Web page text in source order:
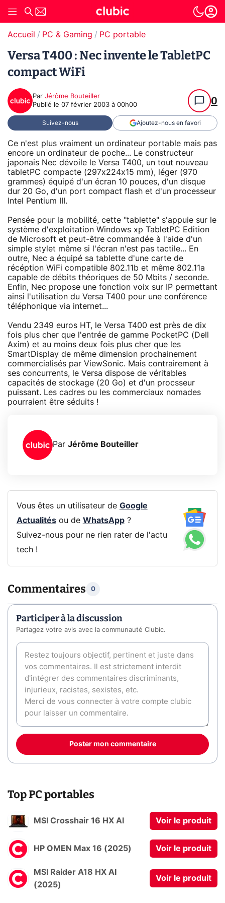
Accueil PC & Gaming PC portable
Versa T400 : Nec invente le TabletPC
compact WiFi
Par Jérôme Bouteiller
Publié le 07 février 2003 à 00h00 0
Suivez-nous Ajoutez-nous en favori
Ce n'est plus vraiment un ordinateur portable mais pas
encore un ordinateur de poche... Le constructeur
japonais Nec dévoile le Versa T400, un tout nouveau
tabletPC compacte (297x224x15 mm), léger (970
grammes) équipé d'un écran 10 pouces, d'un disque
dur 20 Go, d'un port compact flash et d'un processeur
Intel Pentium III.
Pensée pour la mobilité, cette "tablette" s'appuie sur le
système d'exploitation Windows xp TabletPC Edition
de Microsoft et peut-être commandée à l'aide d'un
simple stylet même si l'écran n'est pas tactile... En
outre, Nec a équipé sa tablette d'une carte de
récéption WiFi compatible 802.11b et même 802.11a
capable de débits théoriques de 50 Mbits / seconde.
Enfin, Nec propose une fonction voix sur IP permettant
ainsi l'utilisation du Versa T400 pour une conférence
téléphonique via internet...
Vendu 2349 euros HT, le Versa T400 est près de dix
fois plus cher que l'entrée de gamme PocketPC (Dell
Axim) et au moins deux fois plus cher que les
SmartDisplay de même dimension prochainement
commercialisés par ViewSonic. Mais contrairement à
ses concurrents, le Versa dispose de véritables
capacités de stockage (20 Go) et d'un procsseur
puissant. Les cadres ou les commerciaux nomades
pourraient être séduits !
Par Jérôme Bouteiller
Vous êtes un utilisateur de Google
Actualitésou de WhatsApp?
Suivez-nous pour ne rien rater de l'actu
tech !
Commentaires 0
Participer à la discussion
Partagez votre avis avec la communauté Clubic.
Poster mon commentaire
Top PC portables
MSI Crosshair 16 HX AI Voir le produit
HP OMEN Max 16 (2025) Voir le produit
MSI Raider A18 HX AI
(2025)
Voir le produit